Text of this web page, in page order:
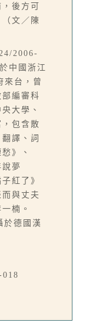
後方可
文／陳
2006-
中國浙江
來台，曾
編審科
大學、
包含散
譯、詞
》、
夢
紅了》
與丈夫
楠。
於德國漢